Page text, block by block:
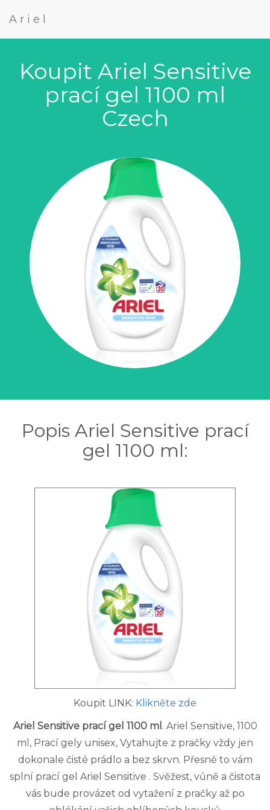
Ariel
Koupit Ariel Sensitive
prací gel 1100 ml
Czech
Popis Ariel Sensitive prací
gel 1100 ml:
Koupit LINK: Klikněte zde
Ariel Sensitive prací gel 1100 ml . Ariel Sensitive, 1100
ml, Prací gely unisex, Vytahujte z pračky vždy jen
dokonale čisté prádlo a bez skrvn. Přesně to vám
splní prací gel Ariel Sensitive . Svěžest, vůně a čistota
vás bude provázet od vytažení z pračky až po